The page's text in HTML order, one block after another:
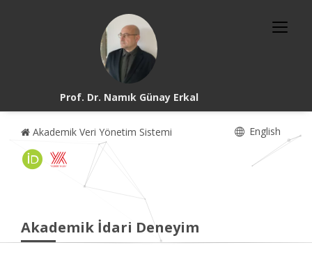
Prof. Dr. Namık Günay Erkal
Akademik Veri Yönetim Sistemi English
Akademik İdari Deneyim